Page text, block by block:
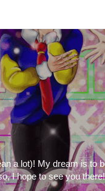
a lot)! My dream is to
I hope to see you there!